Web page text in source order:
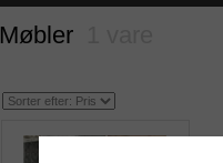
Møbler